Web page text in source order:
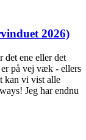
2026)
det ene eller det
er på vej væk - ellers
kan vi vist alle
Jeg har endnu